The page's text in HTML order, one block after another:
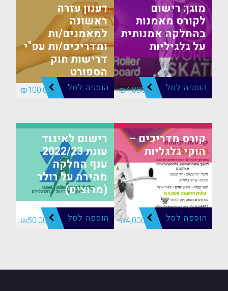
מוגן: רישום
לקורס מאמנות
בהחלקה אמנותית
על גלגיליות
₪4,880.00 הוספה לסל
רענון עזרה
ראשונה
למאמנים/ות
ומדריכים/ות עפ"י
דרישות חוק
הספורט
₪100.00 הוספה לסל
קורס מדריכים –
הוקי גלגליות
₪4,000.00 הוספה לסל
רישום לאיגוד
עונת 2022/23
ענף החלקה
מהירה על רולר
(מרוצים)
₪50.00 הוספה לסל